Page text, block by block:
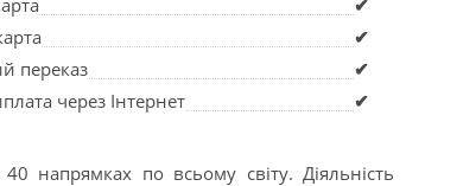
✔
✔
переказ
✔
через Інтернет
✔
напрямках по всьому світу. Діяльність